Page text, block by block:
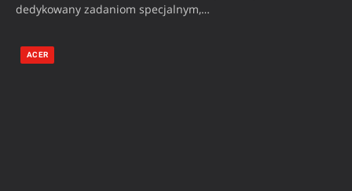
dedykowany zadaniom specjalnym,…
ACER